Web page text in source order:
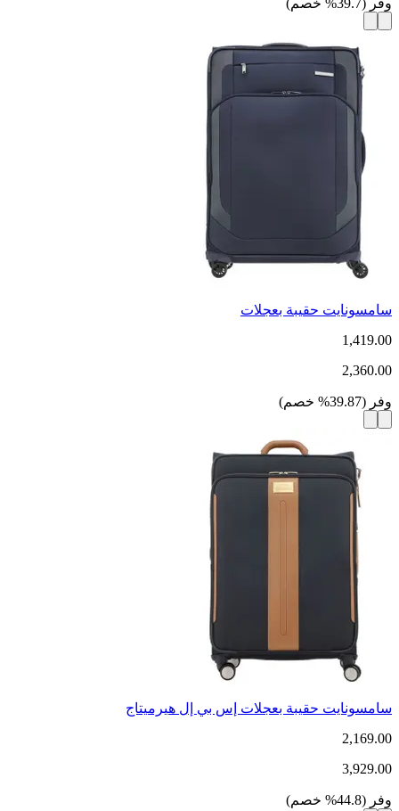
وفر (
39.7
% خصم)
سامسونايت حقيبة بعجلات
1,419.00
2,360.00
وفر (
39.87
% خصم)
سامسونايت حقيبة بعجلات إس بي إل هيرميتاج
2,169.00
3,929.00
وفر (
44.8
% خصم)